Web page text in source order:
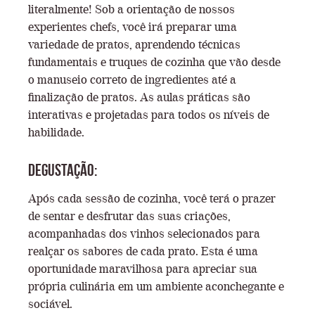
literalmente! Sob a orientação de nossos
experientes chefs, você irá preparar uma
variedade de pratos, aprendendo técnicas
fundamentais e truques de cozinha que vão desde
o manuseio correto de ingredientes até a
finalização de pratos. As aulas práticas são
interativas e projetadas para todos os níveis de
habilidade.
Degustação:
Após cada sessão de cozinha, você terá o prazer
de sentar e desfrutar das suas criações,
acompanhadas dos vinhos selecionados para
realçar os sabores de cada prato. Esta é uma
oportunidade maravilhosa para apreciar sua
própria culinária em um ambiente aconchegante e
sociável.